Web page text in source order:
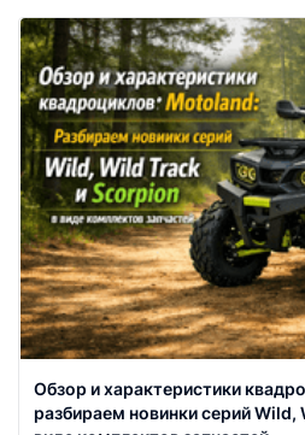
Обзор и характеристики
разбираем новинки серий